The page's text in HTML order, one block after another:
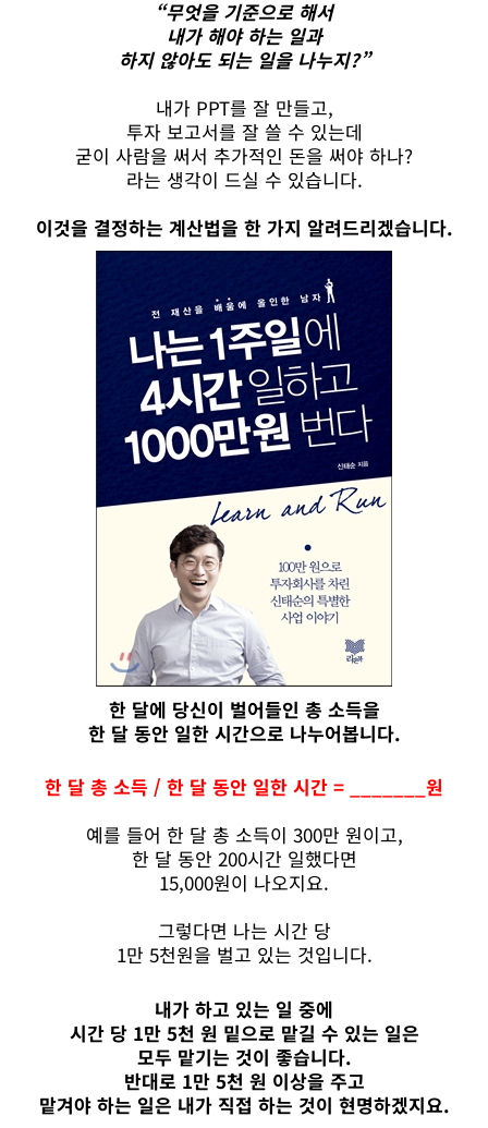
“무엇을 기준으로 해서
내가 해야 하는 일과
하지 않아도 되는 일을 나누지?”
내가 PPT를 잘 만들고,
투자 보고서를 잘 쓸 수 있는데
굳이 사람을 써서 추가적인 돈을 써야 하나?
라는 생각이 드실 수 있습니다.
이것을 결정하는 계산법을 한 가지 알려드리겠습니다.
한 달에 당신이 벌어들인 총 소득을
한 달 동안 일한 시간으로 나누어봅니다.
한 달 총 소득 / 한 달 동안 일한 시간 = _______원
예를 들어 한 달 총 소득이 300만 원이고,
한 달 동안 200시간 일했다면
15,000원이 나오지요.
그렇다면 나는 시간 당
1만 5천원을 벌고 있는 것입니다.
내가 하고 있는 일 중에
시간 당 1만 5천 원 밑으로 맡길 수 있는 일은
모두 맡기는 것이 좋습니다.
반대로 1만 5천 원 이상을 주고
맡겨야 하는 일은 내가 직접 하는 것이 현명하겠지요.